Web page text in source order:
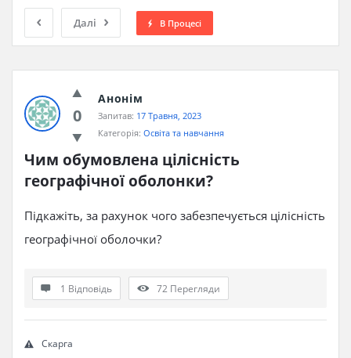
Далі В Процесі
0
Анонім
Запитав: 17 Травня, 2023
Категорія: Освіта та навчання
Чим обумовлена цілісність
географічної оболонки?
Підкажіть, за рахунок чого забезпечується цілісність
географічної оболочки?
1 Відповідь 72 Перегляди
Скарга